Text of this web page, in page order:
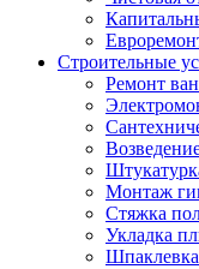
Строительные
Ремонт
Монтаж
Стяжка
Укладка
Шпаклевка